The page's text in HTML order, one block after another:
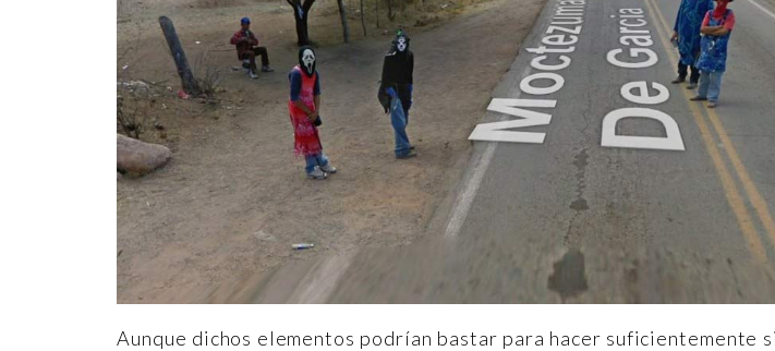
Aunque dichos elementos podrían bastar para hacer suficientemente